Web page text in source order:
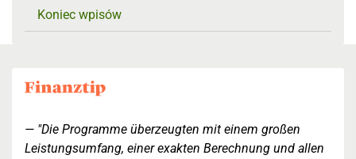
Koniec wpisów
"Die Programme überzeugten mit einem großen
Leistungsumfang, einer exakten Berechnung und allen